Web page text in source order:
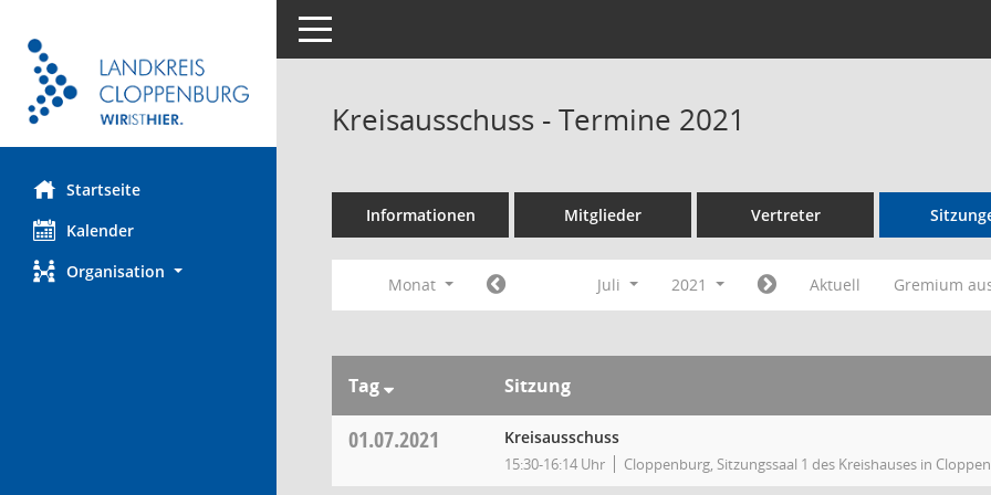
Startseite
Kalender
Organisation
Toggle navigation
Kreisausschuss - Termine 2021
Informationen Mitglieder Vertreter
Monat Juli 2021 Aktuell Gremium
Tag Sitzung
01.07.2021 Kreisausschuss
15:30-16:14 Uhr Cloppenburg, Sitzungssaal 1 des Kreishauses in